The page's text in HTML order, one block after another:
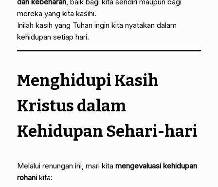
mereka yang kita kasihi.
Inilah kasih yang Tuhan ingin kita nyatakan dalam
kehidupan setiap hari.
Menghidupi Kasih
Kristus dalam
Kehidupan Sehari-hari
Melalui renungan ini, mari kita mengevaluasi kehidupan
rohani kita: